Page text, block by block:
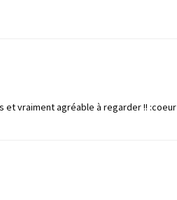
vraiment agréable à regarder !! :coeur